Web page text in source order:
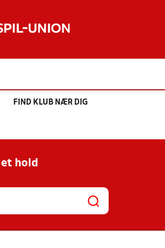
FIND KLUB NÆR DIG
hold